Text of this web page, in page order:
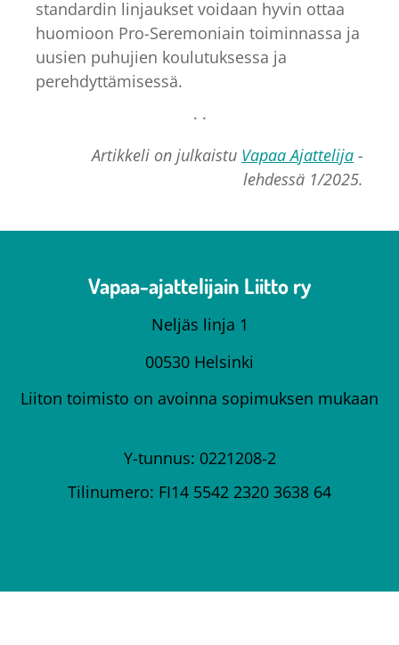
standardin linjaukset voidaan hyvin ottaa
huomioon Pro-Seremoniain toiminnassa ja
uusien puhujien koulutuksessa ja
perehdyttämisessä.
· ·
Artikkeli on julkaistu Vapaa Ajattelija -
lehdessä 1/2025.
Vapaa-ajattelijain Liitto ry
Neljäs linja 1
00530 Helsinki
Liiton toimisto on avoinna sopimuksen mukaan
Y-tunnus: 0221208-2
Tilinumero: FI14 5542 2320 3638 64